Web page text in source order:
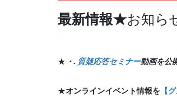
最新情報★お知ら
★ ・. 質疑応答セミナー動画を公
★オンラインイベント情報を 【